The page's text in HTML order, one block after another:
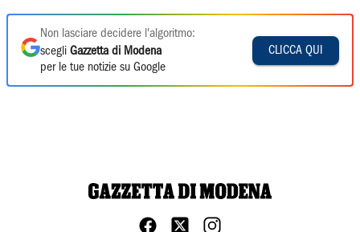
Non lasciare decidere l'algoritmo:
scegli Gazzetta di Modena
per le tue notizie su Google
CLICCA QUI